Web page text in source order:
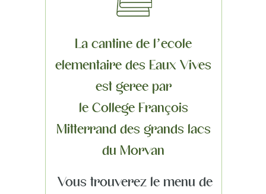
La cantine de l’école
élémentaire des Eaux Vives
est gérée par
le Collège François
Mitterrand des grands lacs
du Morvan
Vous trouverez le menu de